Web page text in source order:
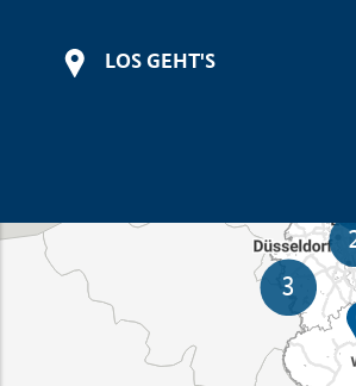
LOS GEHT'S